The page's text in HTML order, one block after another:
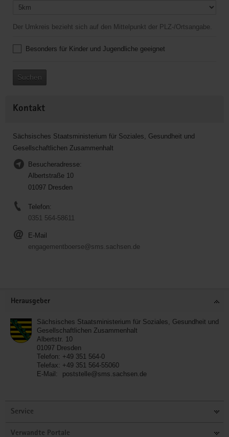
Der Umkreis bezieht sich auf den Mittelpunkt der PLZ-/Ortsangabe.
Besonders für Kinder und Jugendliche geeignet
Suchen
Kontakt
Sächsisches Staatsministerium für Soziales, Gesundheit und
Gesellschaftlichen Zusammenhalt
Besucheradresse:
Albertstraße 10
01097 Dresden
Telefon:
0351 564-58611
E-Mail
engagementboerse@sms.sachsen.de
Herausgeber
Sächsisches Staatsministerium für Soziales, Gesundheit und
Gesellschaftlichen Zusammenhalt
Albertstr. 10
01097 Dresden
Telefon: +49 351 564-0
Telefax: +49 351 564-55060
E-Mail:
poststelle@sms.sachsen.de
Service
Verwandte Portale